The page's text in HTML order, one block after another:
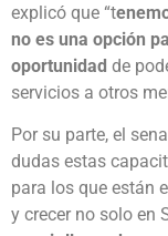
explicó que “t
no es una opción
oportunidad de
servicios a otros
Por su parte, el
dudas estas
para los que están
y crecer no solo en